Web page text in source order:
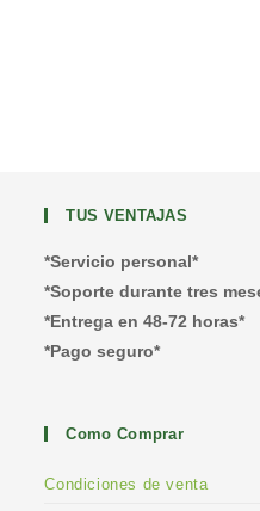
TUS VENTAJAS
*Servicio personal*
*Soporte durante tres
*Entrega en 48-72 horas*
*Pago seguro*
Como Comprar
Condiciones de venta